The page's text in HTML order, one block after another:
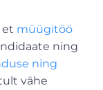
et müügitöö
ning
ning
vähe